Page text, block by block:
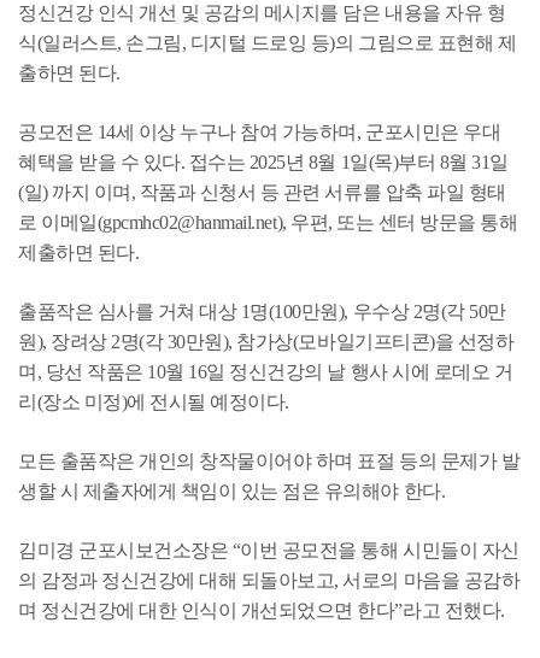
정신건강 인식 개선 및 공감의 메시지를 담은 내용을 자유 형
식(일러스트, 손그림, 디지털 드로잉 등)의 그림으로 표현해 제
출하면 된다.
공모전은 14세 이상 누구나 참여 가능하며, 군포시민은 우대
혜택을 받을 수 있다. 접수는 2025년 8월 1일(목)부터 8월 31일
(일) 까지 이며, 작품과 신청서 등 관련 서류를 압축 파일 형태
로 이메일(gpcmhc02@hanmail.net), 우편, 또는 센터 방문을 통해
제출하면 된다.
출품작은 심사를 거쳐 대상 1명(100만원), 우수상 2명(각 50만
원), 장려상 2명(각 30만원), 참가상(모바일기프티콘)을 선정하
며, 당선 작품은 10월 16일 정신건강의 날 행사 시에 로데오 거
리(장소 미정)에 전시될 예정이다.
모든 출품작은 개인의 창작물이어야 하며 표절 등의 문제가 발
생할 시 제출자에게 책임이 있는 점은 유의해야 한다.
김미경 군포시보건소장은 “이번 공모전을 통해 시민들이 자신
의 감정과 정신건강에 대해 되돌아보고, 서로의 마음을 공감하
며 정신건강에 대한 인식이 개선되었으면 한다”라고 전했다.